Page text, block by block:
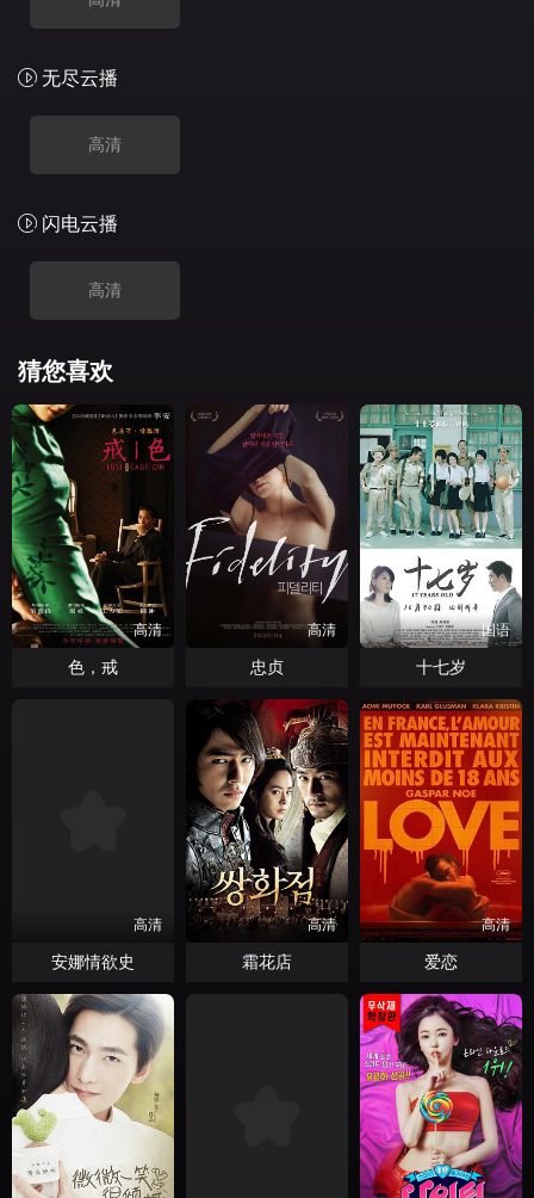
无尽云播
高清
闪电云播
高清
猜您喜欢
高清
色，戒
高清
忠贞
国语
十七岁
高清
安娜情欲史
高清
霜花店
高清
爱恋